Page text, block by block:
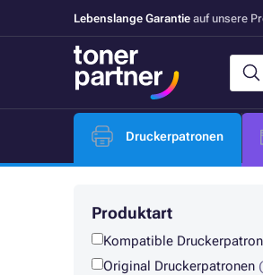
Lebenslange Garantie auf unsere
Druckerpatronen
Produktart
Kompatible
Original Druckerpatronen